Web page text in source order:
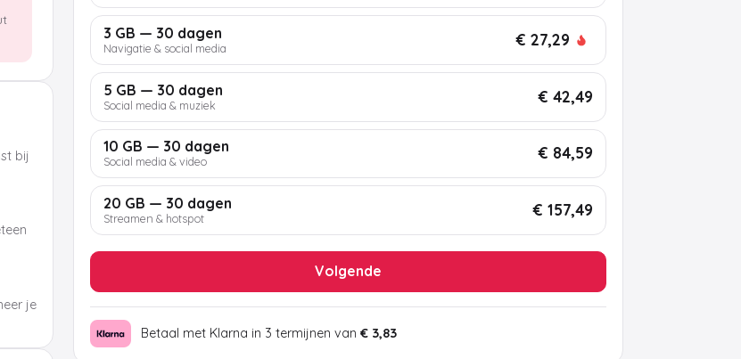
bij
je
3 GB — 30 dagen
Navigatie & social media € 27,29
5 GB — 30 dagen
Social media & muziek € 42,49
10 GB — 30 dagen
Social media & video € 84,59
20 GB — 30 dagen
Streamen & hotspot € 157,49
Volgende
Betaal met Klarna in 3 termijnen van € 3,83